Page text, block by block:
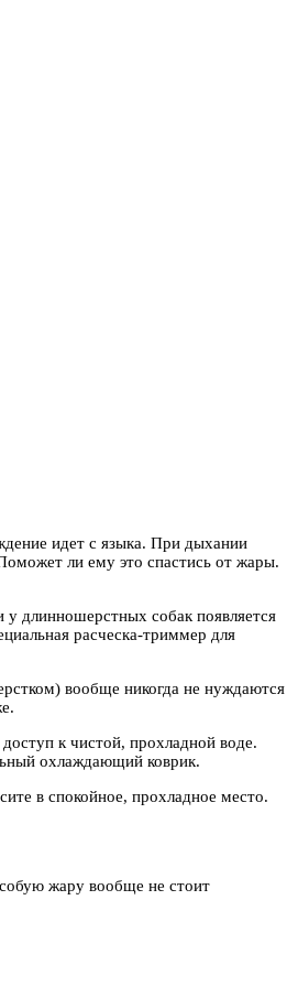
идет с языка. При дыхании
ли ему это спастись от жары.
длинношерстных собак появляется
расческа-триммер для
вообще никогда не нуждаются
к чистой, прохладной воде.
охлаждающий коврик.
в спокойное, прохладное место.
жару вообще не стоит